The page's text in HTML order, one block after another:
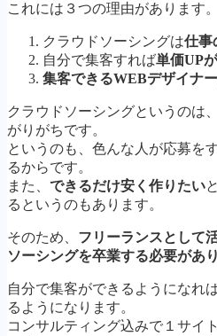
これには３つの理由があります。
クラウドソーシングは仕事
自分で集客すれば単価UP
集客できるWEBデザイナー
クラウドソーシングというのは
がりがちです。
というのも、色んな人が応募を
るからです。
また、 できるだけ安く作りたい
るというのもあります。
そのため、 フリーランスとして
ソーシングを卒業する必要があり
自分で集客ができるようになれ
るようになります。
コンサルティング込みで１サイ